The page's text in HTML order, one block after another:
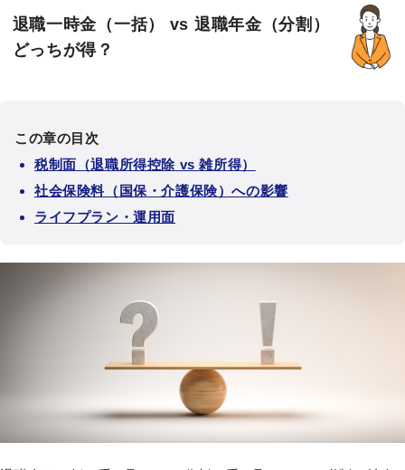
退職一時金（一括） vs 退職年金（分割）
どっちが得？
この章の目次
税制面（退職所得控除 vs 雑所得）
社会保険料（国保・介護保険）への影響
ライフプラン・運用面